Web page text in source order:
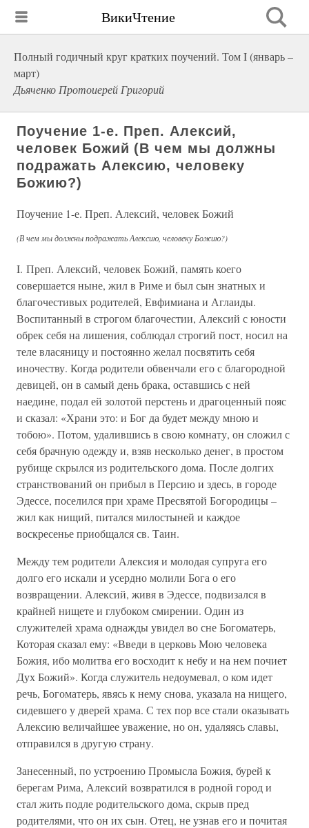
ВикиЧтение
Полный годичный круг кратких поучений. Том I (январь –
март)
Дьяченко Протоиерей Григорий
Поучение 1-е. Преп. Алексий,
человек Божий (В чем мы должны
подражать Алексию, человеку
Божию?)
Поучение 1-е. Преп. Алексий, человек Божий
(В чем мы должны подражать Алексию, человеку Божию?)
I. Преп. Алексий, человек Божий, память коего
совершается ныне, жил в Риме и был сын знатных и
благочестивых родителей, Евфимиана и Аглаиды.
Воспитанный в строгом благочестии, Алексий с юности
обрек себя на лишения, соблюдал строгий пост, носил на
теле власяницу и постоянно желал посвятить себя
иночеству. Когда родители обвенчали его с благородной
девицей, он в самый день брака, оставшись с ней
наедине, подал ей золотой перстень и драгоценный пояс
и сказал: «Храни это: и Бог да будет между мною и
тобою». Потом, удалившись в свою комнату, он сложил с
себя брачную одежду и, взяв несколько денег, в простом
рубище скрылся из родительского дома. После долгих
странствований он прибыл в Персию и здесь, в городе
Эдессе, поселился при храме Пресвятой Богородицы –
жил как нищий, питался милостыней и каждое
воскресенье приобщался св. Таин.
Между тем родители Алексия и молодая супруга его
долго его искали и усердно молили Бога о его
возвращении. Алексий, живя в Эдессе, подвизался в
крайней нищете и глубоком смирении. Один из
служителей храма однажды увидел во сне Богоматерь,
Которая сказал ему: «Введи в церковь Мою человека
Божия, ибо молитва его восходит к небу и на нем почиет
Дух Божий». Когда служитель недоумевал, о ком идет
речь, Богоматерь, явясь к нему снова, указала на нищего,
сидевшего у дверей храма. С тех пор все стали оказывать
Алексию величайшее уважение, но он, удаляясь славы,
отправился в другую страну.
Занесенный, по устроению Промысла Божия, бурей к
берегам Рима, Алексий возвратился в родной город и
стал жить подле родительского дома, скрыв пред
родителями, что он их сын. Отец, не узнав его и почитая